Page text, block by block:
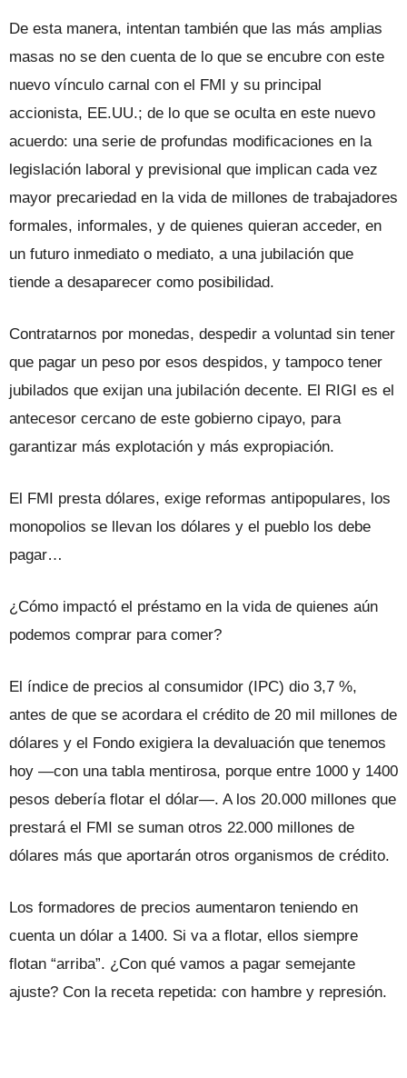
De esta manera, intentan también que las más amplias
masas no se den cuenta de lo que se encubre con este
nuevo vínculo carnal con el FMI y su principal
accionista, EE.UU.; de lo que se oculta en este nuevo
acuerdo: una serie de profundas modificaciones en la
legislación laboral y previsional que implican cada vez
mayor precariedad en la vida de millones de trabajadores
formales, informales, y de quienes quieran acceder, en
un futuro inmediato o mediato, a una jubilación que
tiende a desaparecer como posibilidad.
Contratarnos por monedas, despedir a voluntad sin tener
que pagar un peso por esos despidos, y tampoco tener
jubilados que exijan una jubilación decente. El RIGI es el
antecesor cercano de este gobierno cipayo, para
garantizar más explotación y más expropiación.
El FMI presta dólares, exige reformas antipopulares, los
monopolios se llevan los dólares y el pueblo los debe
pagar…
¿Cómo impactó el préstamo en la vida de quienes aún
podemos comprar para comer?
El índice de precios al consumidor (IPC) dio 3,7 %,
antes de que se acordara el crédito de 20 mil millones de
dólares y el Fondo exigiera la devaluación que tenemos
hoy —con una tabla mentirosa, porque entre 1000 y 1400
pesos debería flotar el dólar—. A los 20.000 millones que
prestará el FMI se suman otros 22.000 millones de
dólares más que aportarán otros organismos de crédito.
Los formadores de precios aumentaron teniendo en
cuenta un dólar a 1400. Si va a flotar, ellos siempre
flotan “arriba”. ¿Con qué vamos a pagar semejante
ajuste? Con la receta repetida: con hambre y represión.